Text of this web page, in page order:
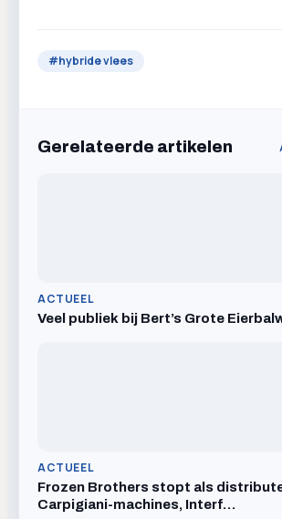
#hybride vlees
Gerelateerde artikelen
ACTUEEL
Veel publiek bij Bert’s Grote
ACTUEEL
Frozen Brothers stopt als
Carpigiani-machines, Interf…